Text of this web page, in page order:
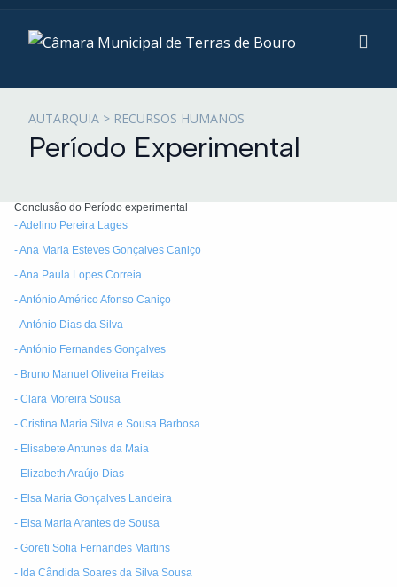
AUTARQUIA > RECURSOS HUMANOS
Período Experimental
Conclusão do Período experimental
- Adelino Pereira Lages
- Ana Maria Esteves Gonçalves Caniço
- Ana Paula Lopes Correia
- António Américo Afonso Caniço
- António Dias da Silva
- António Fernandes Gonçalves
- Bruno Manuel Oliveira Freitas
- Clara Moreira Sousa
- Cristina Maria Silva e Sousa Barbosa
- Elisabete Antunes da Maia
- Elizabeth Araújo Dias
- Elsa Maria Gonçalves Landeira
- Elsa Maria Arantes de Sousa
- Goreti Sofia Fernandes Martins
- Ida Cândida Soares da Silva Sousa